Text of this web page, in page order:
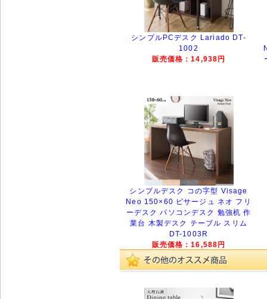
シンプルPCデスク Lariado DT-
1002
販売価格：14,938円
シンプルデスク コの字型 Visage
Neo 150×60 ビサージュ ネオ フリ
ーデスク パソコンデスク 勉強机 作
業台 木製デスク テーブル スリム
DT-1003R
販売価格：16,588円